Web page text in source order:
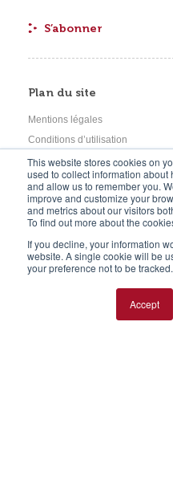
This website stores cookies on
used to collect information
and allow us to remember you.
improve and customize your
and metrics about our visitors
To find out more about the
If you decline, your information
website. A single cookie will be
your preference not to be tracked.
Accept
Plan du site
Mentions légales
Conditions d’utilisation
Cookies
Données personnelles
Plan du site
Dispositif d'alerte
Contact